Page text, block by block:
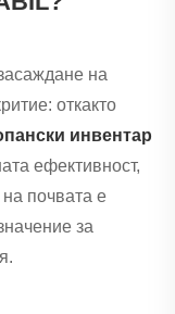
на
откакто
инвентар
ефективност,
почвата е
за